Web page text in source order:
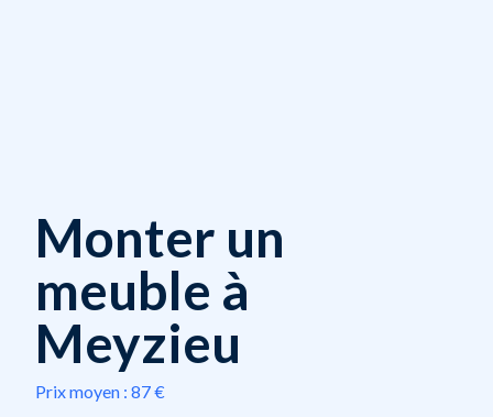
Monter un
meuble à
Meyzieu
Prix moyen : 87 €